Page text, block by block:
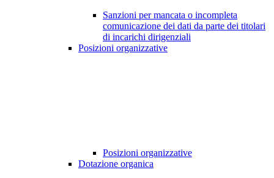
Sanzioni per mancata o incompleta
comunicazione dei dati da parte dei titolari
di incarichi dirigenziali
Posizioni organizzative
Posizioni organizzative
Dotazione organica